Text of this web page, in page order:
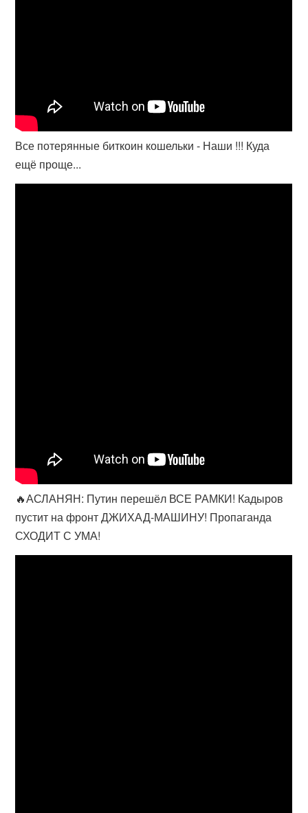
Все потерянные биткоин кошельки - Наши !!! Куда
ещё проще...
🔥АСЛАНЯН: Путин перешёл ВСЕ РАМКИ! Кадыров
пустит на фронт ДЖИХАД-МАШИНУ! Пропаганда
СХОДИТ С УМА!